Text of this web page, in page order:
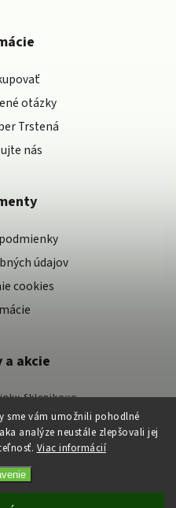
sme vám umožnili pohodlné
analýze neustále zlepšovali jej
Viac informácií
otázky
Trstená
nás
údajov
cookies
a akcie
Sklenikovo
našich zásad spracovania osobných
| Design